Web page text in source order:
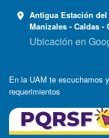
Antigua Estación
Manizales - Caldas -
Ubicación en
En la UAM te escuchamos
requerimientos